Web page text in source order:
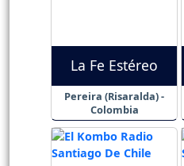
La Fe Estéreo
Pereira (Risaralda) -
Colombia